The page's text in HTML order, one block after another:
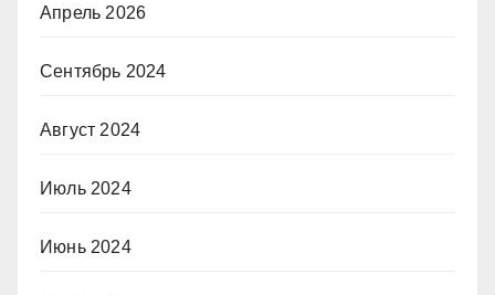
Апрель 2026
Сентябрь 2024
Август 2024
Июль 2024
Июнь 2024